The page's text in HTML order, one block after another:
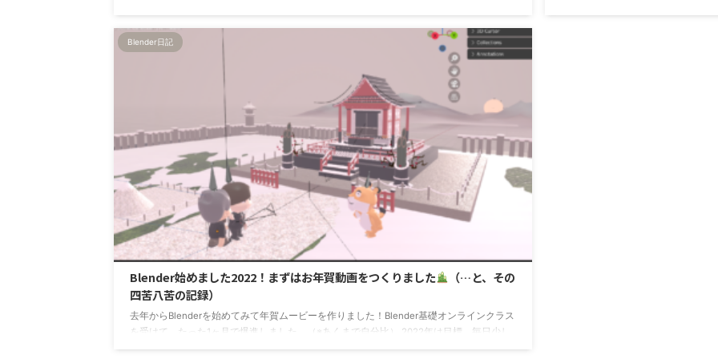
じの解説動画。感想ブログみたいな動画をサクサク作れるようになりたいなと思ってて。
Character ...
Blender日記
Blender始めました2022！まずはお年賀動画をつくりました
（…と、その
四苦八苦の記録）
去年からBlenderを始めてみて年賀ムービーを作りました！Blender基礎オンラインクラス
を受けて、たった1ヶ月で爆進しました。（※あくまで自分比） 2022年は目標、毎日少し